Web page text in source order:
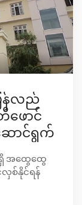
ြန်လည်
ောင်
ောင်ရွက်
ရှိ အထွေထွေ
လှစ်နိုင်ရန်